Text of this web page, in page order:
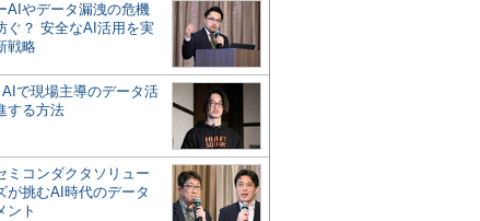
AIやデータ漏洩の危機
ぐ？ 安全なAI活用を実
戦略
で現場主導のデータ活
する方法
ミコンダクタソリュー
が挑むAI時代のデータ
ント